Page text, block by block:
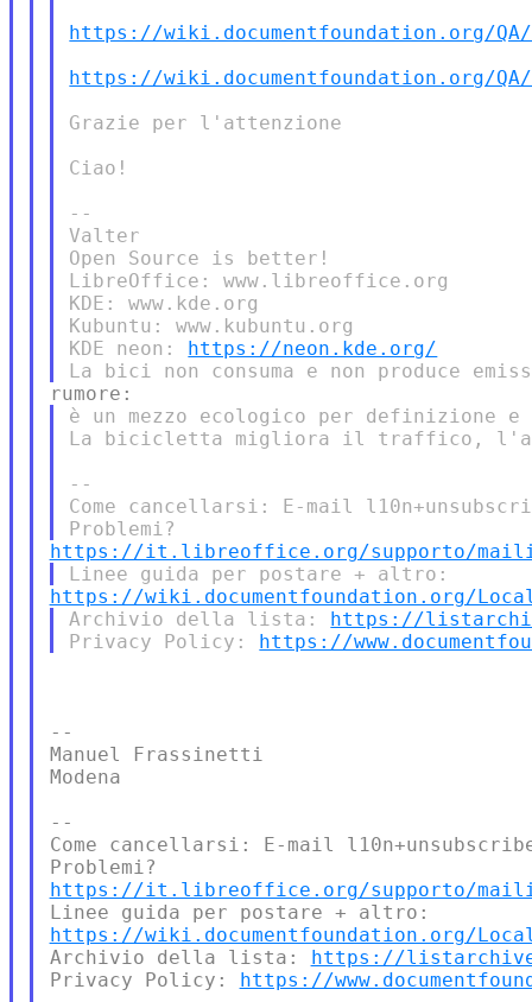
https://wiki.documentfoundation.org/QA/
https://wiki.documentfoundation.org/
Grazie per l'attenzione
Ciao!
--
Valter
Open Source is better!
LibreOffice: www.libreoffice.org
KDE: www.kde.org
Kubuntu: www.kubuntu.org
KDE neon: https://neon.kde.org/
è un mezzo ecologico per definizione
La bicicletta migliora il traffico,
--
Come cancellarsi: E-mail
https://it.libreoffice.org/supporto/
https://wiki.documentfoundation.org/
Archivio della lista: https://
Privacy Policy: https://
--
Manuel Frassinetti
Modena
--
Come cancellarsi: E-mail
https://it.libreoffice.org/supporto/
https://wiki.documentfoundation.org/
Archivio della lista: https://
Privacy Policy: https://